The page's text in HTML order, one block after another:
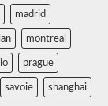
madrid
montreal
prague
savoie shanghai